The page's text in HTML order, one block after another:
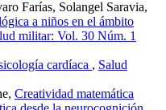
Farías, Solangel Saravia,
a niños en el ámbito
militar: Vol. 30 Núm. 1
cardíaca , Salud
Creatividad matemática